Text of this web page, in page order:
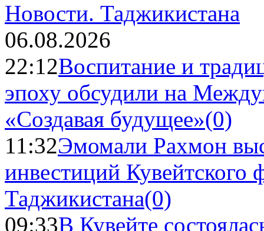
Новости. Таджикистана
06.08.2026
22:12Воспитание и
эпоху обсудили на
«Создавая будущее»(0)
11:32Эмомали Рахмон
инвестиций Кувейтского
Таджикистана(0)
09:33В Кувейте